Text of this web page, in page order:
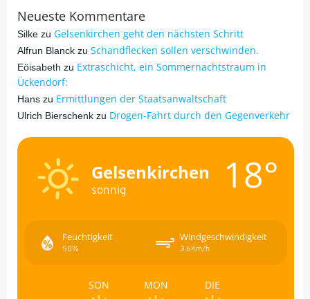
Neueste Kommentare
Silke zu Gelsenkirchen geht den nächsten Schritt
Alfrun Blanck zu Schandflecken sollen verschwinden.
Eöisabeth zu Extraschicht, ein Sommernachtstraum in
Ückendorf:
Hans zu Ermittlungen der Staatsanwaltschaft
Ulrich Bierschenk zu Drogen-Fahrt durch den Gegenverkehr
Gelsenkirchen
sonnig 18°
Feuchtigkeit
50%
Windgeschwindigkeit
3.6Km/h
SON MON DIE